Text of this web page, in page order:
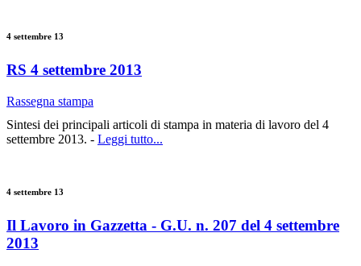
4 settembre 13
RS 4 settembre 2013
Rassegna stampa
Sintesi dei principali articoli di stampa in materia di lavoro del 4
settembre 2013. - Leggi tutto...
4 settembre 13
Il Lavoro in Gazzetta - G.U. n. 207 del 4 settembre
2013